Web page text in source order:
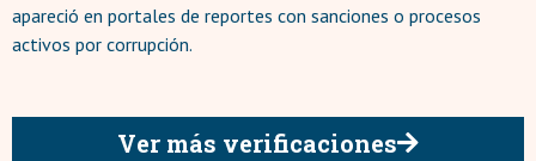
apareció en portales de reportes con sanciones o procesos
activos por corrupción.
Ver más verificaciones